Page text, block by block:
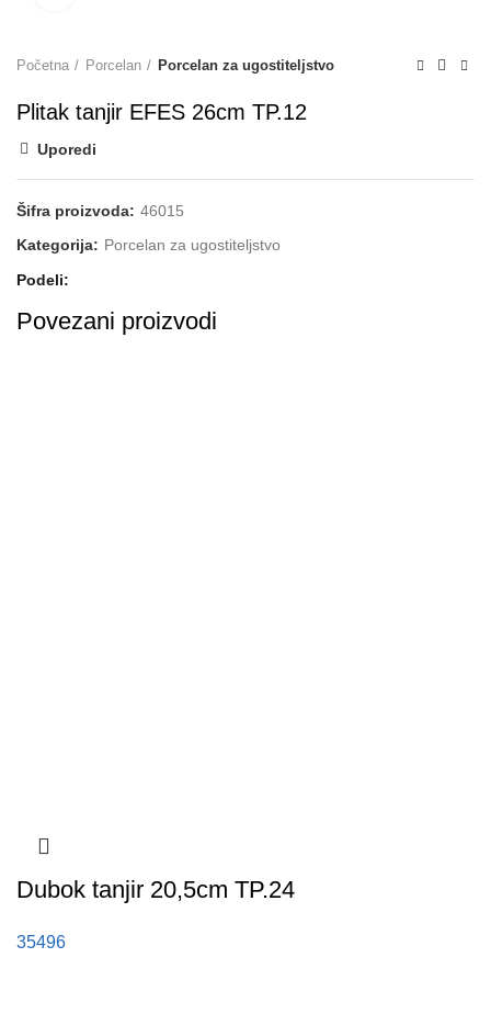
Početna Porcelan Porcelan za ugostiteljstvo
Plitak tanjir EFES 26cm TP.12
Uporedi
Šifra proizvoda: 46015
Kategorija: Porcelan za ugostiteljstvo
Podeli
Povezani proizvodi
Dubok tanjir 20,5cm TP.24
35496